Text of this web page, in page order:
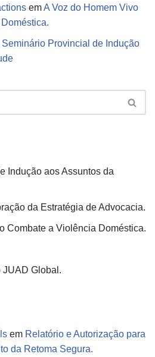
emA Voz do Homem Vivo
II Seminário Provincial de Indução
Indução aos Assuntos da
da Estratégia de Advocacia.
Combate a Violência Doméstica.
JUAD Global.
em Relatório e Autorização para
da Retoma Segura.